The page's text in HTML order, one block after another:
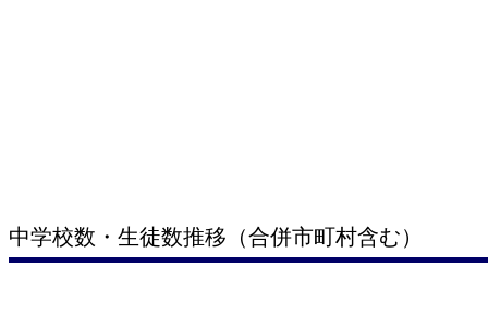
中学校数・生徒数推移（合併市町村含む）